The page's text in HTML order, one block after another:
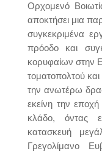
Ορχομενό
αποκτήσει μια
συγκεκριμένα
πρόοδο και
κορυφαίων στην
τοματοπολτού
την ανωτέρω
εκείνη την
κλάδο, όντας
κατασκευή
Γρεγολίμανο